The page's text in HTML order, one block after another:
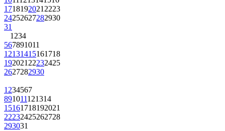
1718192021 2223
24252627282930
31
1 234
567891011
12131415161718
192021 22232425
2627282930
1 234567
891011121314
15161718192021
22232425262728
293031